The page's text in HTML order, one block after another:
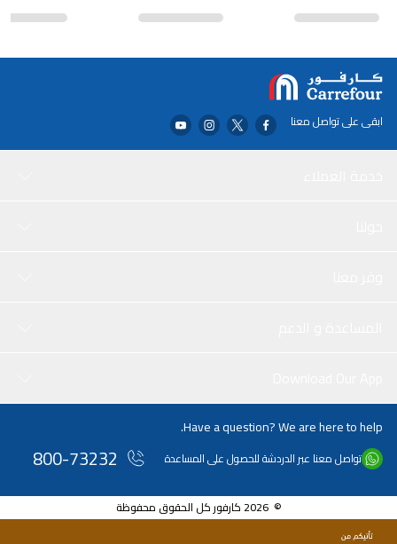
ابقى على تواصل معنا
Have a question? We are here to help.
تواصل معنا عبر الدردشة للحصول على المساعدة 800-73232
© 2026 كارفور كل الحقوق محفوظة